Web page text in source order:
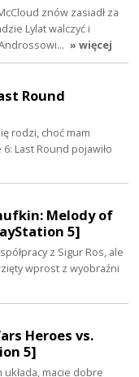
znów zasiadł za
Lylat walczyć i
» więcej
Round
rodzi, choć mam
Last Round pojawiło
Melody of
5]
z Sigur Ros, ale
wprost z wyobraźni
Heroes vs.
5]
macie dobre